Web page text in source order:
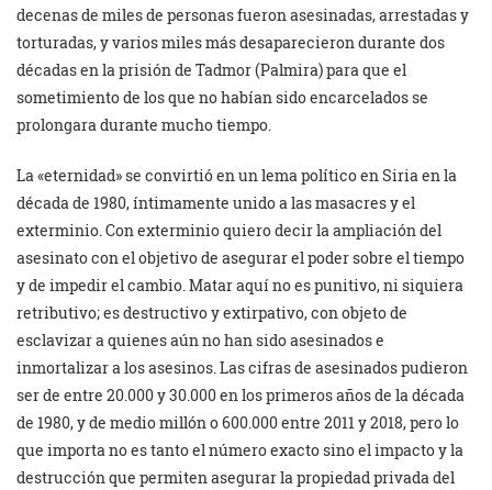
decenas de miles de personas fueron asesinadas, arrestadas y
torturadas, y varios miles más desaparecieron durante dos
décadas en la prisión de Tadmor (Palmira) para que el
sometimiento de los que no habían sido encarcelados se
prolongara durante mucho tiempo.
La «eternidad» se convirtió en un lema político en Siria en la
década de 1980, íntimamente unido a las masacres y el
exterminio. Con exterminio quiero decir la ampliación del
asesinato con el objetivo de asegurar el poder sobre el tiempo
y de impedir el cambio. Matar aquí no es punitivo, ni siquiera
retributivo; es destructivo y extirpativo, con objeto de
esclavizar a quienes aún no han sido asesinados e
inmortalizar a los asesinos. Las cifras de asesinados pudieron
ser de entre 20.000 y 30.000 en los primeros años de la década
de 1980, y de medio millón o 600.000 entre 2011 y 2018, pero lo
que importa no es tanto el número exacto sino el impacto y la
destrucción que permiten asegurar la propiedad privada del